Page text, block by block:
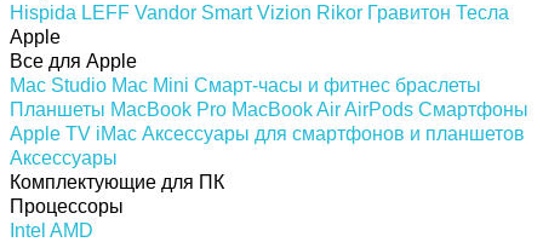
Hispida LEFF Vandor Smart Vizion Rikor Гравитон Тесла
Apple
Все для Apple
Mac Studio Mac Mini Смарт-часы и фитнес браслеты
Планшеты MacBook Pro MacBook AirAirPods Смартфоны
Apple TV iMac Аксессуары для смартфонов и планшетов
Аксессуары
Комплектующие для ПК
Процессоры
Intel AMD